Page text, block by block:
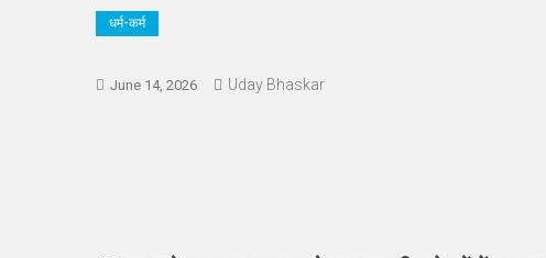
धर्म-कर्म
June 14, 2026 Uday Bhaskar